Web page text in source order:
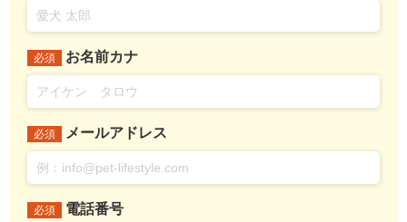
必須 お名前カナ
必須 メールアドレス
必須 電話番号